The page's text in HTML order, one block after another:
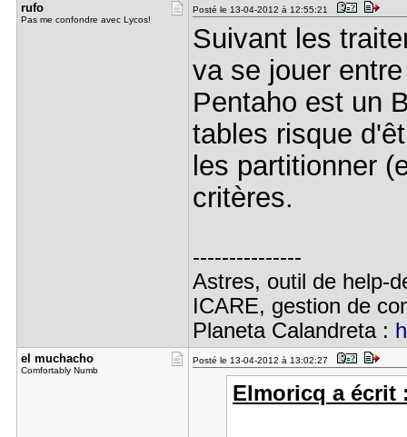
rufo
Pas me confondre avec Lycos!
Posté le 13-04-2012 à 12:55:21
Suivant les
va se jouer
Pentaho est un
tables risque
les partitionner
critères.
---------------
Astres, outil de help-
ICARE, gestion de
Planeta Calandreta :
el muchach​o
Comfortably Numb
Posté le 13-04-2012 à 13:02:27
Elmoricq a écrit